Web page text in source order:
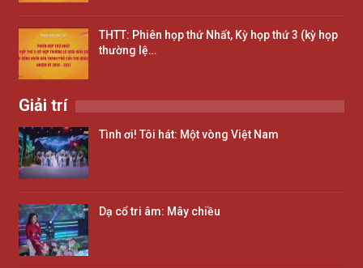
THTT: Phiên họp thứ Nhất, Kỳ họp thứ 3 (kỳ họp
thường lệ…
Giải trí
Tình ơi! Tôi hát: Một vòng Việt Nam
Dạ cổ tri âm: Mây chiều